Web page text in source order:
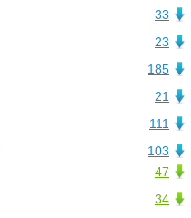
33
23
185
21
111
103
47
34